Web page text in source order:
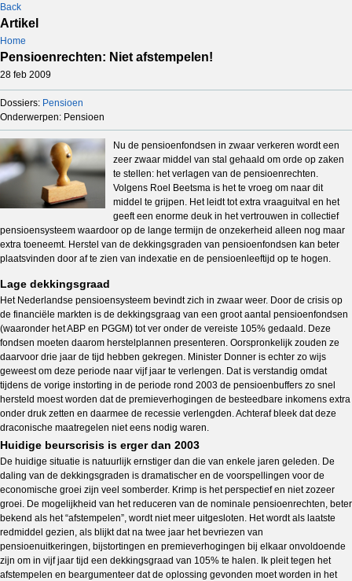
Back
Artikel
Home
Pensioenrechten: Niet afstempelen!
28 feb 2009
Dossiers: Pensioen
Onderwerpen: Pensioen
Nu de pensioenfondsen in zwaar verkeren wordt een
zeer zwaar middel van stal gehaald om orde op zaken
te stellen: het verlagen van de pensioenrechten.
Volgens Roel Beetsma is het te vroeg om naar dit
middel te grijpen. Het leidt tot extra vraaguitval en het
geeft een enorme deuk in het vertrouwen in collectief
pensioensysteem waardoor op de lange termijn de onzekerheid alleen nog maar
extra toeneemt. Herstel van de dekkingsgraden van pensioenfondsen kan beter
plaatsvinden door af te zien van indexatie en de pensioenleeftijd op te hogen.
Lage dekkingsgraad
Het Nederlandse pensioensysteem bevindt zich in zwaar weer. Door de crisis op
de financiële markten is de dekkingsgraag van een groot aantal pensioenfondsen
(waaronder het ABP en PGGM) tot ver onder de vereiste 105% gedaald. Deze
fondsen moeten daarom herstelplannen presenteren. Oorspronkelijk zouden ze
daarvoor drie jaar de tijd hebben gekregen. Minister Donner is echter zo wijs
geweest om deze periode naar vijf jaar te verlengen. Dat is verstandig omdat
tijdens de vorige instorting in de periode rond 2003 de pensioenbuffers zo snel
hersteld moest worden dat de premieverhogingen de besteedbare inkomens extra
onder druk zetten en daarmee de recessie verlengden. Achteraf bleek dat deze
draconische maatregelen niet eens nodig waren.
Huidige beurscrisis is erger dan 2003
De huidige situatie is natuurlijk ernstiger dan die van enkele jaren geleden. De
daling van de dekkingsgraden is dramatischer en de voorspellingen voor de
economische groei zijn veel somberder. Krimp is het perspectief en niet zozeer
groei. De mogelijkheid van het reduceren van de nominale pensioenrechten, beter
bekend als het “afstempelen”, wordt niet meer uitgesloten. Het wordt als laatste
redmiddel gezien, als blijkt dat na twee jaar het bevriezen van
pensioenuitkeringen, bijstortingen en premieverhogingen bij elkaar onvoldoende
zijn om in vijf jaar tijd een dekkingsgraad van 105% te halen. Ik pleit tegen het
afstempelen en beargumenteer dat de oplossing gevonden moet worden in het